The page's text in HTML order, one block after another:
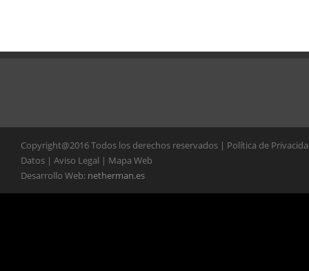
Copyright@2016 Todos los derechos reservados | Política de
Datos | Aviso Legal | Mapa Web
Desarrollo Web: netherman.es